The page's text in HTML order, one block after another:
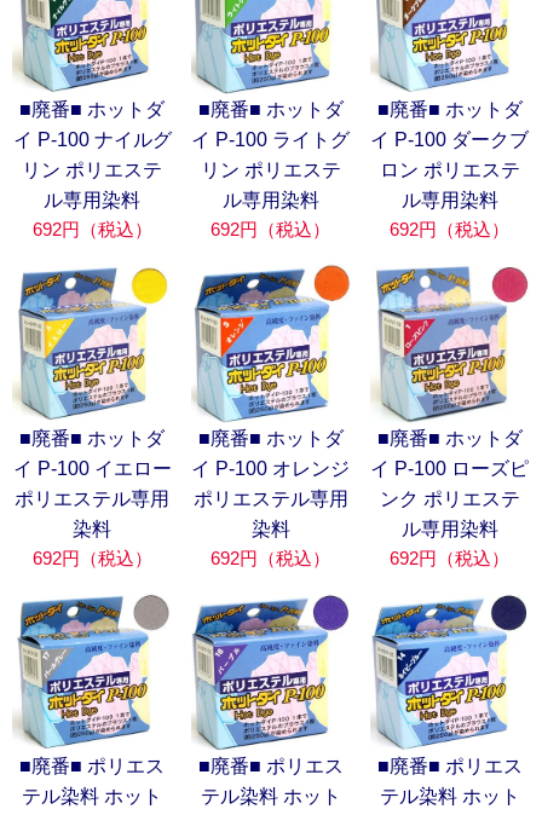
■廃番■ ホットダ
イ P-100 ナイルグ
リン ポリエステ
ル専用染料
692円（税込）
■廃番■ ホットダ
イ P-100 ライトグ
リン ポリエステ
ル専用染料
692円（税込）
■廃番■ ホットダ
イ P-100 ダークブ
ロン ポリエステ
ル専用染料
692円（税込）
■廃番■ ホットダ
イ P-100 イエロー
ポリエステル専用
染料
692円（税込）
■廃番■ ホットダ
イ P-100 オレンジ
ポリエステル専用
染料
692円（税込）
■廃番■ ホットダ
イ P-100 ローズピ
ンク ポリエステ
ル専用染料
692円（税込）
■廃番■ ポリエス
テル染料 ホット
■廃番■ ポリエス
テル染料 ホット
■廃番■ ポリエス
テル染料 ホット